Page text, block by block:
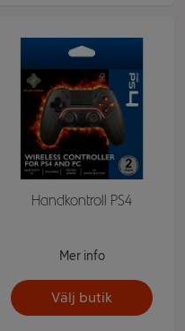
Handkontroll PS4
Mer info
Välj butik